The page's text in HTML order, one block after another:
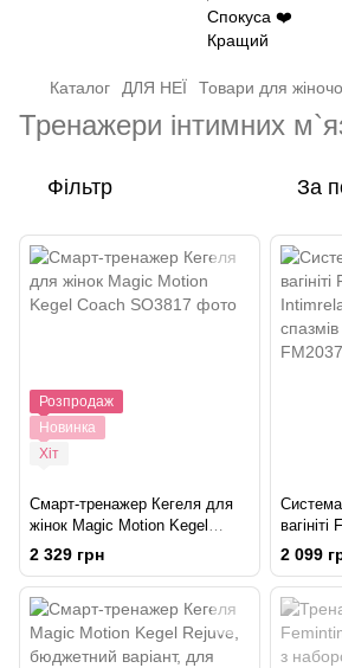
Каталог ДЛЯ НЕЇ Товари для
Тренажери інтимних
Фільтр За
Розпродаж
Новинка
Хіт
Смарт-тренажер Кегеля для
жінок Magic Motion Kegel
Coach
2 329 грн
для
введення
2 099